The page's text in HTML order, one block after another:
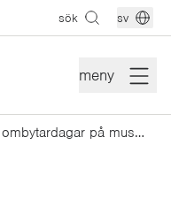
sök sv
meny
skatter & skräp / ombytardagar på museet 2024